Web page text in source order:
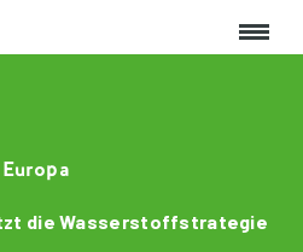
die Wasserstoffstrategie